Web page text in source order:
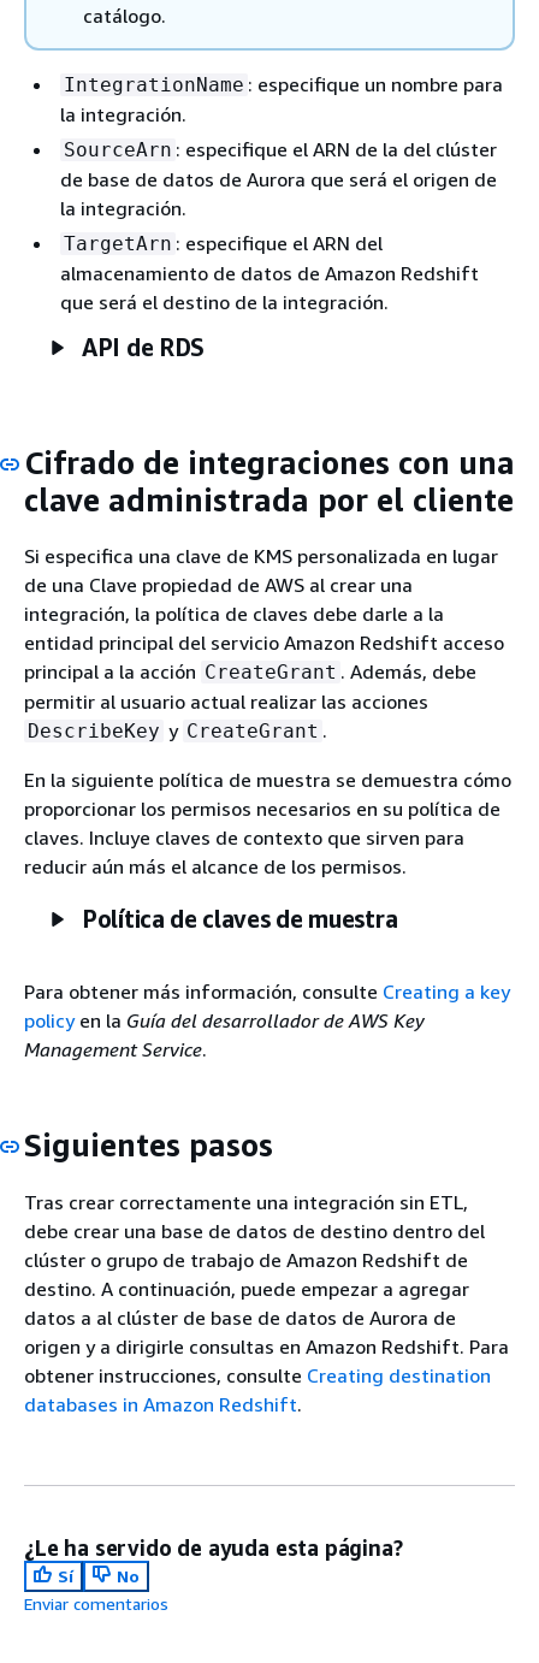
catálogo.
IntegrationName : especifique un nombre para
la integración.
SourceArn : especifique el ARN de la del clúster
de base de datos de Aurora que será el origen de
la integración.
TargetArn : especifique el ARN del
almacenamiento de datos de Amazon Redshift
que será el destino de la integración.
API de RDS
Cifrado de integraciones con una
clave administrada por el cliente
Si especifica una clave de KMS personalizada en lugar
de una Clave propiedad de AWS al crear una
integración, la política de claves debe darle a la
entidad principal del servicio Amazon Redshift acceso
principal a la acción CreateGrant . Además, debe
permitir al usuario actual realizar las acciones
DescribeKey y CreateGrant .
En la siguiente política de muestra se demuestra cómo
proporcionar los permisos necesarios en su política de
claves. Incluye claves de contexto que sirven para
reducir aún más el alcance de los permisos.
Política de claves de muestra
Para obtener más información, consulte Creating a key
policyen la Guía del desarrollador de AWS Key
Management Service.
Siguientes pasos
Tras crear correctamente una integración sin ETL,
debe crear una base de datos de destino dentro del
clúster o grupo de trabajo de Amazon Redshift de
destino. A continuación, puede empezar a agregar
datos a al clúster de base de datos de Aurora de
origen y a dirigirle consultas en Amazon Redshift. Para
obtener instrucciones, consulte Creating destination
databases in Amazon Redshift.
¿Le ha servido de ayuda esta página?
Sí
No
Enviar comentarios